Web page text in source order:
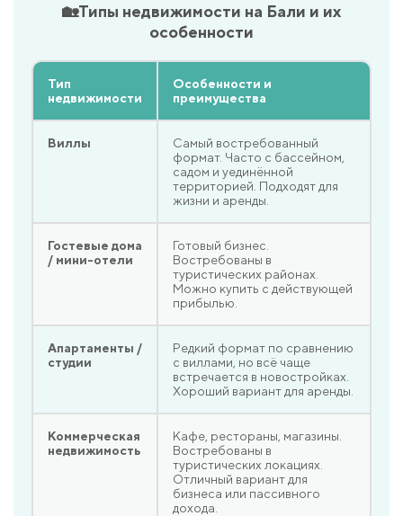
🏡Типы недвижимости на Бали и их
особенности
Тип
недвижимости
Особенности и
преимущества
Виллы
Самый востребованный
формат. Часто с бассейном,
садом и уединённой
территорией. Подходят для
жизни и аренды.
Гостевые дома
/ мини-отели
Готовый бизнес.
Востребованы в
туристических районах.
Можно купить с действующей
прибылью.
Апартаменты /
студии
Редкий формат по сравнению
с виллами, но всё чаще
встречается в новостройках.
Хороший вариант для аренды.
Коммерческая
недвижимость
Кафе, рестораны, магазины.
Востребованы в
туристических локациях.
Отличный вариант для
бизнеса или пассивного
дохода.